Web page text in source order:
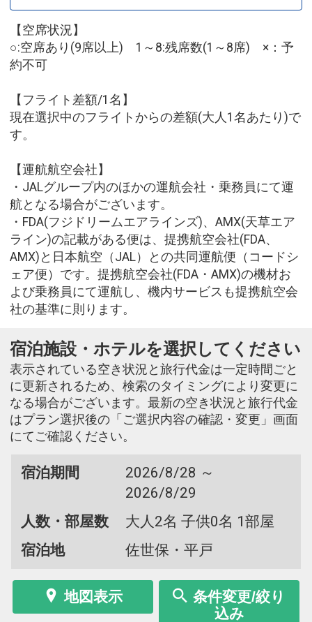
【空席状況】
○:空席あり(9席以上) 1～8:残席数(1～8席) ×：予
約不可
【フライト差額/1名】
現在選択中のフライトからの差額(大人1名あたり)で
す。
【運航航空会社】
・JALグループ内のほかの運航会社・乗務員にて運
航となる場合がございます。
・FDA(フジドリームエアラインズ)、AMX(天草エア
ライン)の記載がある便は、提携航空会社(FDA、
AMX)と日本航空（JAL）との共同運航便（コードシ
ェア便）です。提携航空会社(FDA・AMX)の機材お
よび乗務員にて運航し、機内サービスも提携航空会
社の基準に則ります。
宿泊施設・ホテルを選択してください
表示されている空き状況と旅行代金は一定時間ごと
に更新されるため、検索のタイミングにより変更に
なる場合がございます。最新の空き状況と旅行代金
はプラン選択後の「ご選択内容の確認・変更」画面
にてご確認ください。
宿泊期間
2026/8/28 ～
2026/8/29
人数・部屋数
大人2名 子供0名 1部屋
宿泊地
佐世保・平戸
地図表示
条件変更/絞り
込み